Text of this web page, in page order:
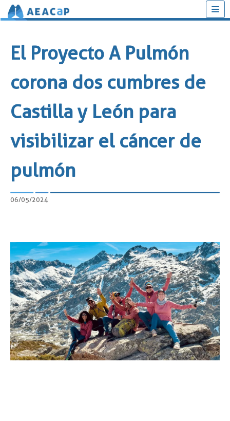
contenido
El Proyecto A Pulmón
corona dos cumbres de
Castilla y León para
visibilizar el cáncer de
pulmón
06/05/2024